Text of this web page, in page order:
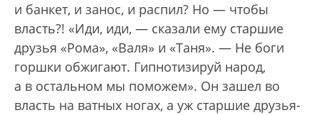
и банкет, и занос, и распил? Но — чтобы
власть?! «Иди, иди, — сказали ему старшие
друзья «Рома», «Валя» и «Таня». — Не боги
горшки обжигают. Гипнотизируй народ,
а в остальном мы поможем». Он зашел во
власть на ватных ногах, а уж старшие друзья-